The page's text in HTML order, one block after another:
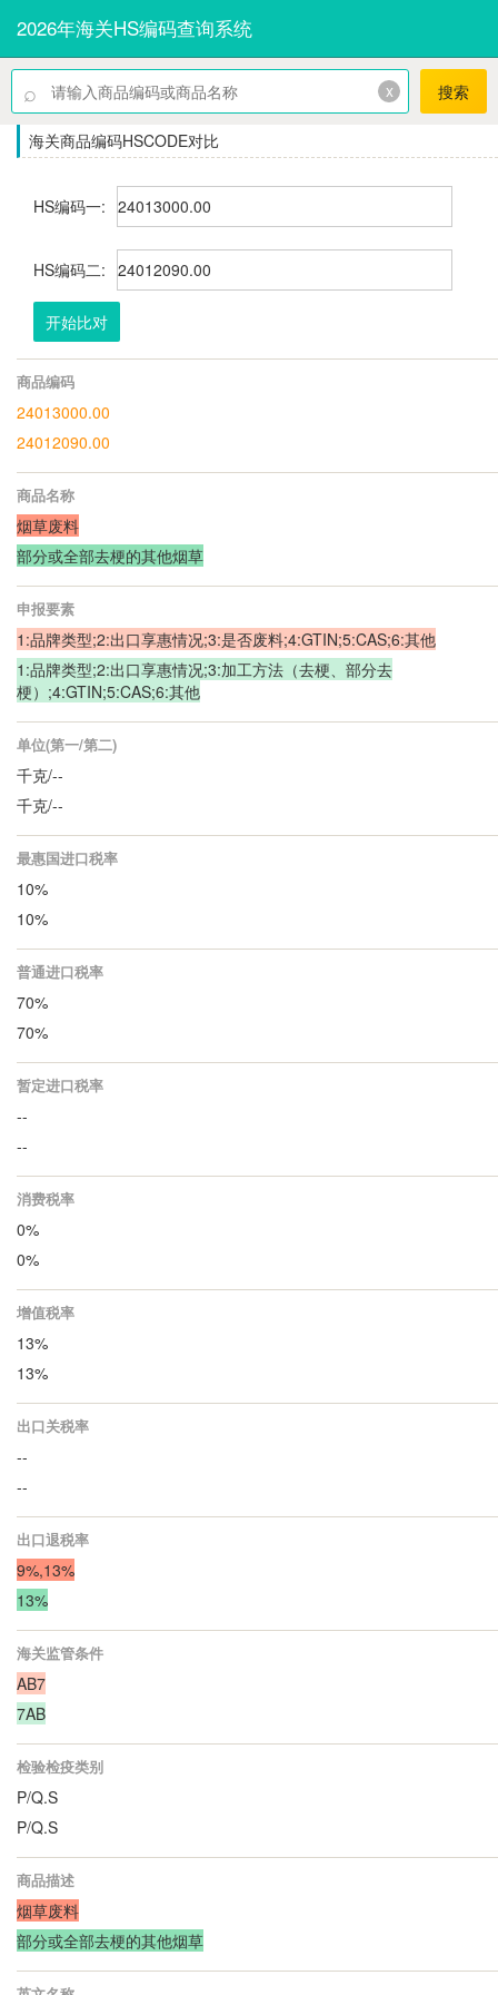
2026年海关HS编码查询系统
⌕ x 搜索
海关商品编码HSCODE对比
HS编码一:
HS编码二:
开始比对
商品编码
24013000.00
24012090.00
商品名称
烟草废料
部分或全部去梗的其他烟草
申报要素
1:品牌类型;2:出口享惠情况;3:是否废料;4:GTIN;5:CAS;6:其他
1:品牌类型;2:出口享惠情况;3:加工方法（去梗、部分去
梗）;4:GTIN;5:CAS;6:其他
单位(第一/第二)
千克/--
千克/--
最惠国进口税率
10%
10%
普通进口税率
70%
70%
暂定进口税率
--
--
消费税率
0%
0%
增值税率
13%
13%
出口关税率
--
--
出口退税率
9%,13%
13%
海关监管条件
AB7
7AB
检验检疫类别
P/Q.S
P/Q.S
商品描述
烟草废料
部分或全部去梗的其他烟草